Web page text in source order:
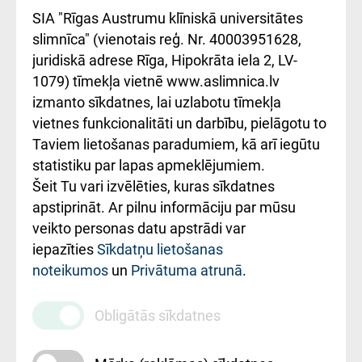
atsauksmju/sūdzību
iesniegšanas
kārtība
Kā pie mums nokļūt
Rēķinu apmaksas
ceļvedis
Rekvizīti un
ārstniecības
iestādes kods
010000234
Maksas
pakalpojumu
Підтримка Східної
лікарні та співпраця з
Україною
SIA "Rīgas Austrumu klīniskā universitātes
slimnīca" (vienotais reģ. Nr. 40003951628,
juridiskā adrese Rīga, Hipokrāta iela 2, LV-
1079) tīmekļa vietnē www.aslimnica.lv
izmanto sīkdatnes, lai uzlabotu tīmekļa
vietnes funkcionalitāti un darbību, pielāgotu to
Taviem lietošanas paradumiem, kā arī iegūtu
statistiku par lapas apmeklējumiem.
Šeit Tu vari izvēlēties, kuras sīkdatnes
apstiprināt. Ar pilnu informāciju par mūsu
veikto personas datu apstrādi var
iepazītiesSīkdatņu lietošanas
noteikumos un Privātuma atrunā.
Obligātās sīkdatnes